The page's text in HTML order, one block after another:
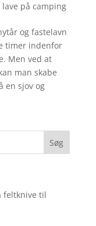
på camping
og fastelavn
timer indenfor
Men ved at
man skabe
en sjov og
feltknive til